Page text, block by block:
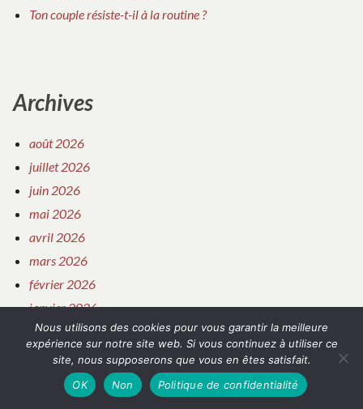
Ton couple résiste-t-il à la routine ?
Archives
août 2026
juillet 2026
juin 2026
mai 2026
avril 2026
mars 2026
février 2026
janvier 2026
décembre 2025
novembre 2025
octobre 2025
septembre 2025
Nous utilisons des cookies pour vous garantir la meilleure
expérience sur notre site web. Si vous continuez à utiliser ce
site, nous supposerons que vous en êtes satisfait.
OK
Non Politique de confidentialité